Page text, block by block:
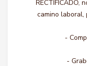
RECTIFICADO,
camino laboral,
-
-